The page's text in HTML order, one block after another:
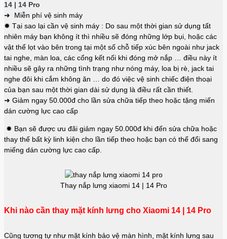
14 | 14 Pro
➜ Miễn phí vệ sinh máy
✹ Tại sao lại cần vệ sinh máy : Do sau một thời gian sử dụng tất
nhiên máy bạn không ít thì nhiều sẽ đóng những lớp bụi, hoặc các
vật thể lọt vào bên trong tại một số chỗ tiếp xúc bên ngoài như jack
tai nghe, màn loa, các cổng kết nối khi đóng mở nắp … điều này ít
nhiều sẽ gây ra những tình trạng như nóng máy, loa bị rè, jack tai
nghe đôi khi cắm không ăn … do đó việc vệ sinh chiếc điện thoại
của bạn sau một thời gian dài sử dụng là điều rất cần thiết.
➜ Giảm ngay 50.000đ cho lần sửa chữa tiếp theo hoặc tặng miến
dán cường lực cao cấp
✹ Bạn sẽ được ưu đãi giảm ngay 50.000đ khi đến sửa chữa hoặc
thay thế bất kỳ linh kiện cho lần tiếp theo hoặc bạn có thể đổi sang
miếng dán cường lực cao cấp.
Thay nắp lưng xiaomi 14 | 14 Pro
Khi nào cần thay mặt kính lưng cho Xiaomi 14 | 14 Pro
Cũng tương tự như mặt kính bảo vệ màn hình, mặt kính lưng sau